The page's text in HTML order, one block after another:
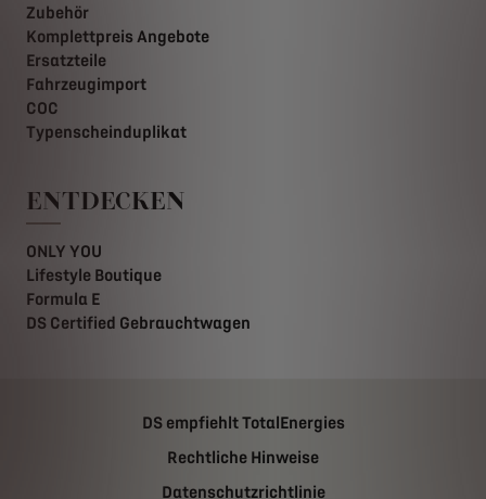
Zubehör
Komplettpreis Angebote
Ersatzteile
Fahrzeugimport
COC
Typenscheinduplikat
ENTDECKEN
ONLY YOU
Lifestyle Boutique
Formula E
DS Certified Gebrauchtwagen
DS empfiehlt TotalEnergies
Rechtliche Hinweise
Datenschutzrichtlinie